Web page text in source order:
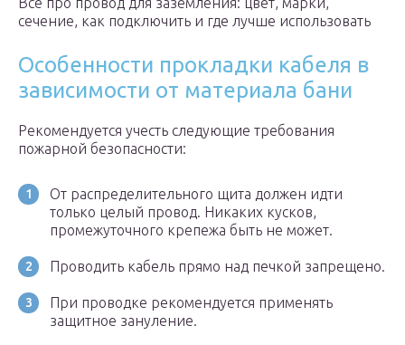
сечение, как подключить и где лучше использовать
Особенности прокладки кабеля в
зависимости от материала бани
Рекомендуется учесть следующие требования
пожарной безопасности:
От распределительного щита должен идти
только целый провод. Никаких кусков,
промежуточного крепежа быть не может.
Проводить кабель прямо над печкой запрещено.
При проводке рекомендуется применять
защитное зануление.